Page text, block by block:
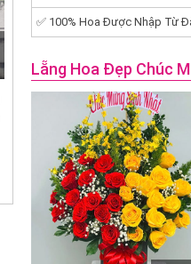
✅ 100% Hoa Được Nhập Từ
Lẵng Hoa Đẹp Chúc